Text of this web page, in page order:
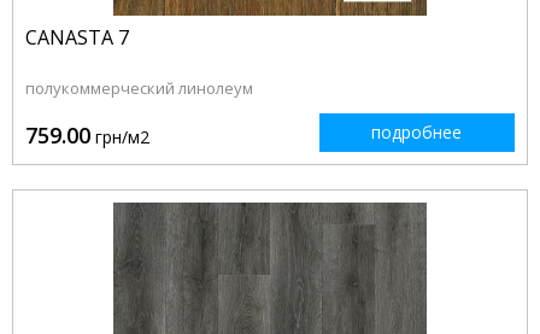
CANASTA 7
полукоммерческий линолеум
759.00 грн/м2 подробнее